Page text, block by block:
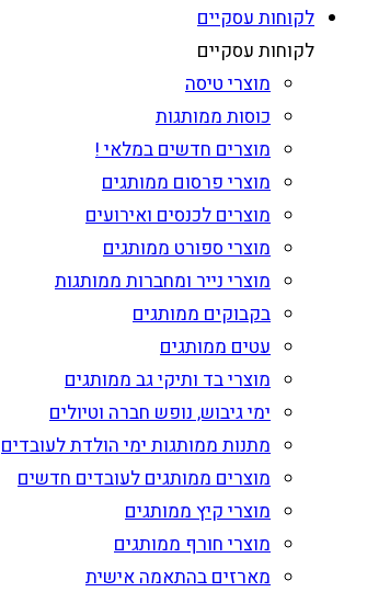
לקוחות עסקיים
לקוחות עסקיים
מוצרי טיסה
כוסות ממותגות
מוצרים חדשים במלאי !
מוצרי פרסום ממותגים
מוצרים לכנסים ואירועים
מוצרי ספורט ממותגים
מוצרי נייר ומחברות ממותגות
בקבוקים ממותגים
עטים ממותגים
מוצרי בד ותיקי גב ממותגים
ימי גיבוש, נופש חברה וטיולים
מתנות ממותגות ימי הולדת לעובדים
מוצרים ממותגים לעובדים חדשים
מוצרי קיץ ממותגים
מוצרי חורף ממותגים
מארזים בהתאמה אישית